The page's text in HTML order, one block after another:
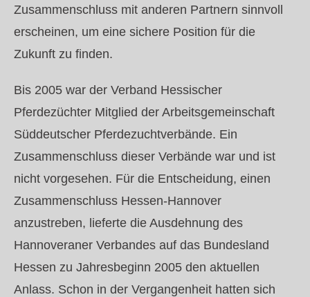
Zusammenschluss mit anderen Partnern sinnvoll
erscheinen, um eine sichere Position für die
Zukunft zu finden.
Bis 2005 war der Verband Hessischer
Pferdezüchter Mitglied der Arbeitsgemeinschaft
Süddeutscher Pferdezuchtverbände. Ein
Zusammenschluss dieser Verbände war und ist
nicht vorgesehen. Für die Entscheidung, einen
Zusammenschluss Hessen-Hannover
anzustreben, lieferte die Ausdehnung des
Hannoveraner Verbandes auf das Bundesland
Hessen zu Jahresbeginn 2005 den aktuellen
Anlass. Schon in der Vergangenheit hatten sich